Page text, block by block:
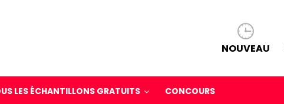
NOUVEAU
LES ÉCHANTILLONS GRATUITS CONCOURS